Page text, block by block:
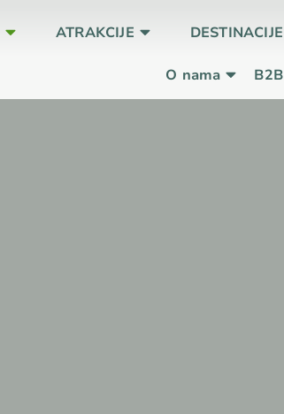
ATRAKCIJE DESTINACIJE
O nama B2B